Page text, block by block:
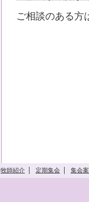
ご相談のある方
牧師紹介 定期集会 集会